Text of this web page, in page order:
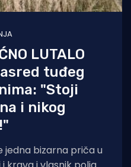
LUTALO
tuđeg
"Stoji
i nikog
jedna bizarna priča u